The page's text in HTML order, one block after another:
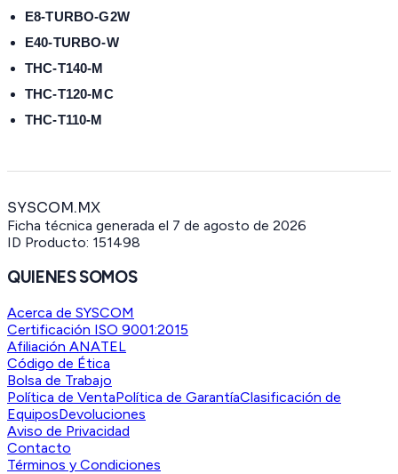
E8-TURBO-G2W
E40-TURBO-W
THC-T140-M
THC-T120-MC
THC-T110-M
SYSCOM.MX
Ficha técnica generada el 7 de agosto de 2026
ID Producto: 151498
QUIENES SOMOS
Acerca de SYSCOM
Certificación ISO 9001:2015
Afiliación ANATEL
Código de Ética
Bolsa de Trabajo
Política de VentaPolítica de GarantíaClasificación de
EquiposDevoluciones
Aviso de Privacidad
Contacto
Términos y Condiciones